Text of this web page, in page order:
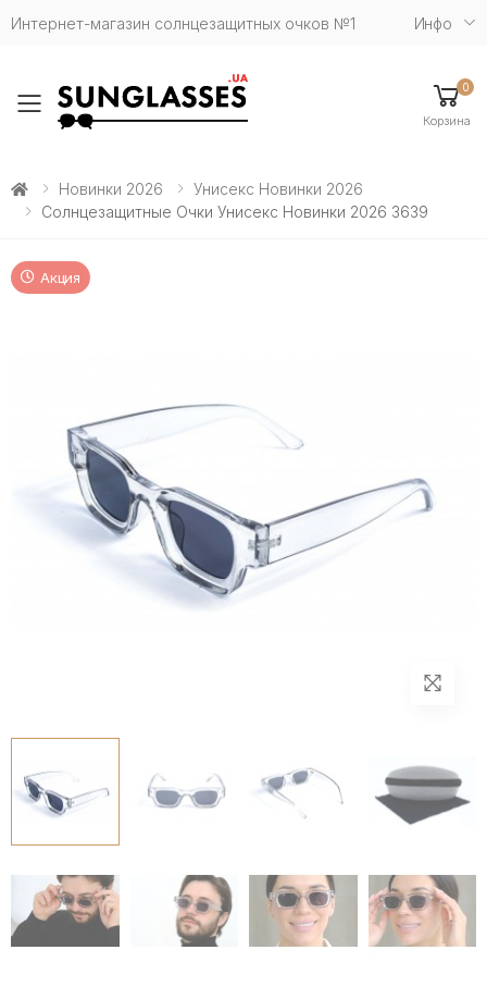
Интернет-магазин солнцезащитных очков №1 Инфо
Toggle mobile menu
0
Корзина
Новинки 2026
Унисекс Новинки 2026
Солнцезащитные Очки Унисекс Новинки 2026 3639
Акция